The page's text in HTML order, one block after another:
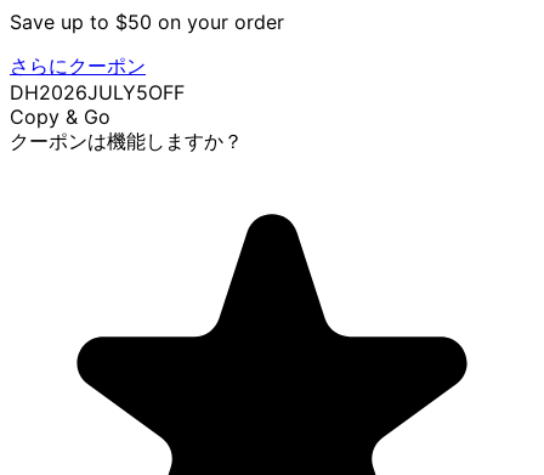
Save up to $50 on your order
さらにクーポン
DH2026JULY5OFF
Copy & Go
クーポンは機能しますか？